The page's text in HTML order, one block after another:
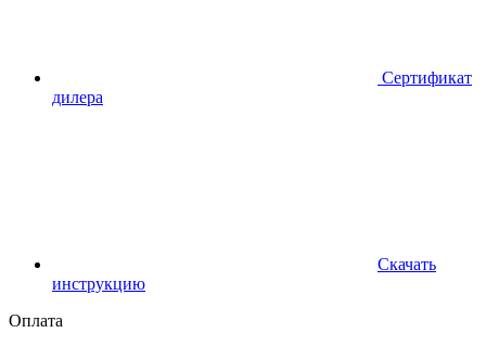
Сертификат
дилера
Скачать
инструкцию
Оплата